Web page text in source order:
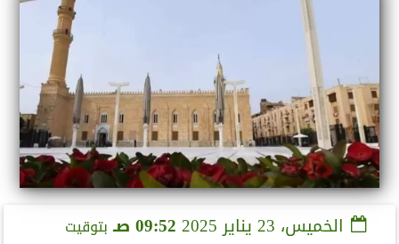
الخميس، 23 يناير 2025 09:52 صـ
بتوقيت